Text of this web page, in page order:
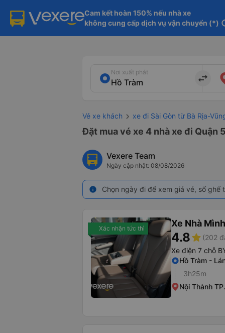
Cam kết hoàn 150% nếu nhà xe
không cung cấp dịch vụ vận chuyển (*)
Nơi xuất phát
import_export
Vé xe khách xe đi Sài Gòn từ Bà Rịa-
Đặt mua vé xe 4 nhà xe đi Quận
Vexere Team
Ngày cập nhật: 08/08/2026
info Chọn ngày đi để xem giá vé, số
Xác nhận tức thì Xe Nhà
4.8star (202
Xe điện 7 chỗ
Hồ Tràm -
3h25m
Nội Thành